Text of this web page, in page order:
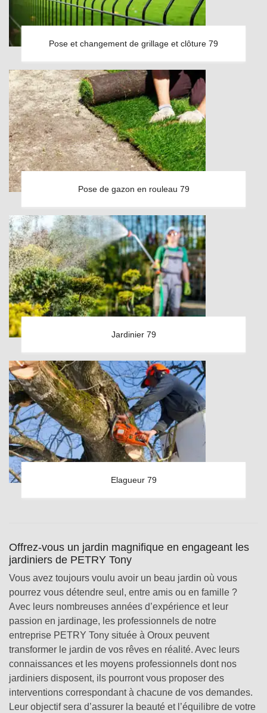
Pose et changement de grillage et clôture 79
Pose de gazon en rouleau 79
Jardinier 79
Elagueur 79
Offrez-vous un jardin magnifique en engageant les
jardiniers de PETRY Tony
Vous avez toujours voulu avoir un beau jardin où vous
pourrez vous détendre seul, entre amis ou en famille ?
Avec leurs nombreuses années d’expérience et leur
passion en jardinage, les professionnels de notre
entreprise PETRY Tony située à Oroux peuvent
transformer le jardin de vos rêves en réalité. Avec leurs
connaissances et les moyens professionnels dont nos
jardiniers disposent, ils pourront vous proposer des
interventions correspondant à chacune de vos demandes.
Leur objectif sera d’assurer la beauté et l’équilibre de votre